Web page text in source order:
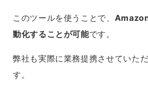
このツールを使うことで、
動化することが可能です。
弊社も実際に業務提携させていた
す。